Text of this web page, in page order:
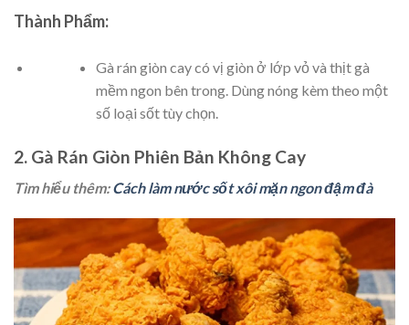
Thành Phẩm:
Gà rán giòn cay có vị giòn ở lớp vỏ và thịt gà
mềm ngon bên trong. Dùng nóng kèm theo một
số loại sốt tùy chọn.
2. Gà Rán Giòn Phiên Bản Không Cay
Tìm hiểu thêm:Cách làm nước sốt xôi mặn ngon đậm đà